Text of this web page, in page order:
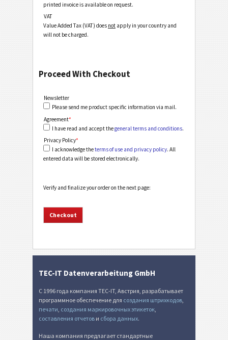
printed invoice is available on request.
VAT
Value Added Tax (VAT) does notapply in your country and
will not be charged.
Proceed With Checkout
Newsletter
Please send me product specific information via mail.
Agreement*
I have read and accept thegeneral terms and conditions.
Privacy Policy*
I acknowledge theterms of use and privacy policy. All
entered data will be stored electronically.
Verify and finalize your order on the next page:
TEC-IT Datenverarbeitung GmbH
С 1996 года компания TEC-IT, Австрия, разрабатывает
программное обеспечение для создания штрихкодов
печати создания маркировочных этикеток
составления отчетов и сбора данных.
Наша компания предлагает стандартные